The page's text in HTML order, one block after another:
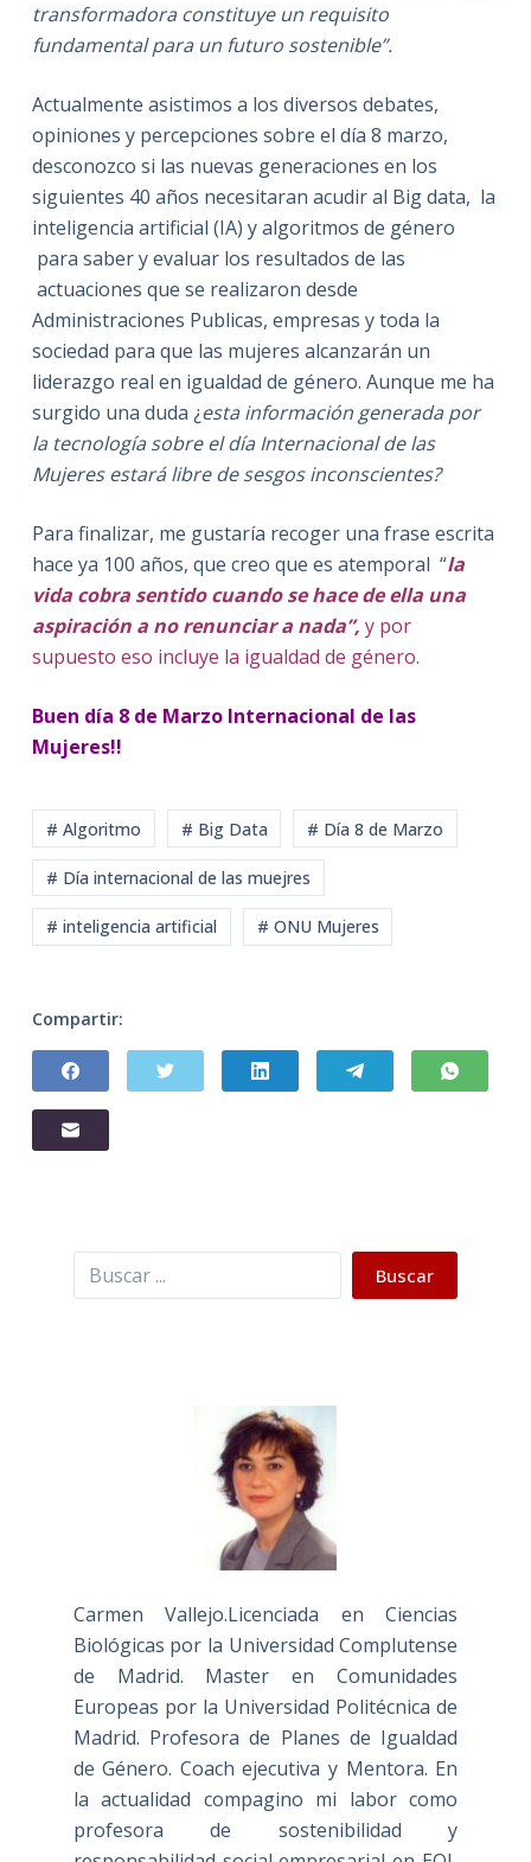
transformadora constituye un requisito
fundamental para un futuro sostenible”.
Actualmente asistimos a los diversos debates,
opiniones y percepciones sobre el día 8 marzo,
desconozco si las nuevas generaciones en los
siguientes 40 años necesitaran acudir al Big data, la
inteligencia artificial (IA) y algoritmos de género
para saber y evaluar los resultados de las
actuaciones que se realizaron desde
Administraciones Publicas, empresas y toda la
sociedad para que las mujeres alcanzarán un
liderazgo real en igualdad de género. Aunque me ha
surgido una duda ¿esta información generada por
la tecnología sobre el día Internacional de las
Mujeres estará libre de sesgos inconscientes?
Para finalizar, me gustaría recoger una frase escrita
hace ya 100 años, que creo que es atemporal “la
vida cobra sentido cuando se hace de ella una
aspiración a no renunciar a nada”, y por
supuesto eso incluye la igualdad de género.
Buen día 8 de Marzo Internacional de las
Mujeres!!
# Algoritmo # Big Data # Día 8 de Marzo
# Día internacional de las muejres
# inteligencia artificial # ONU Mujeres
Compartir:
Buscar Buscar
Carmen Vallejo.Licenciada en Ciencias
Biológicas por la Universidad Complutense
de Madrid. Master en Comunidades
Europeas por la Universidad Politécnica de
Madrid. Profesora de Planes de Igualdad
de Género. Coach ejecutiva y Mentora. En
la actualidad compagino mi labor como
profesora de sostenibilidad y